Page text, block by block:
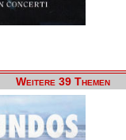
Weitere 39 Themen